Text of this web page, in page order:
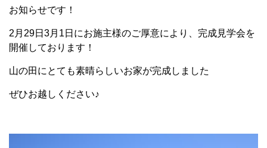
お知らせです！
2月29日3月1日にお施主様のご厚意により、完成見学会を
開催しております！
山の田にとても素晴らしいお家が完成しました
ぜひお越しください♪